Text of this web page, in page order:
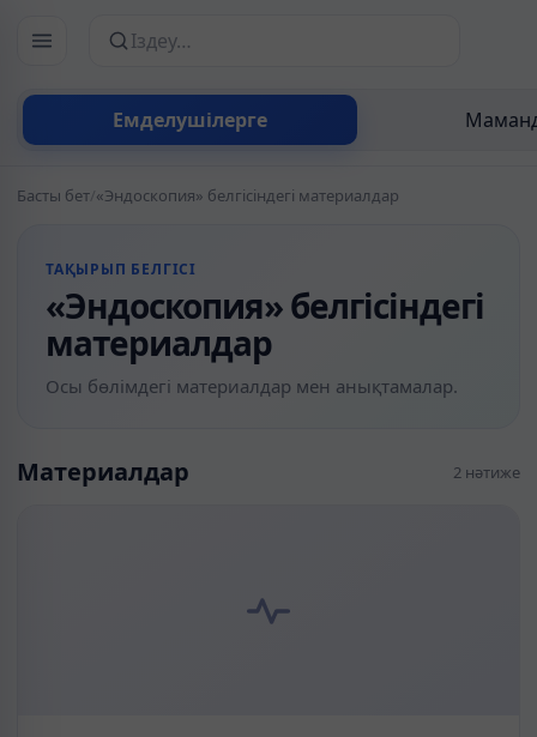
Емделушілерге
Сайттан іздеу
Басты бет/«Эндоскопия» белгісіндегі материалдар
ТАҚЫРЫП БЕЛГІСІ
«Эндоскопия» белгісіндегі
материалдар
Осы бөлімдегі материалдар мен анықтамалар.
Материалдар 2 нәтиже